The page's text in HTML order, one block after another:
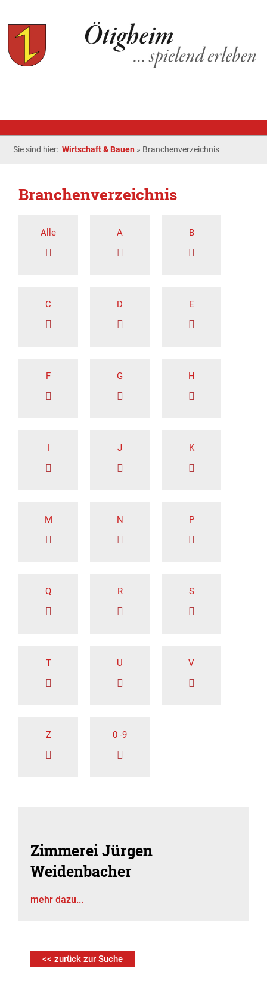
Sie sind hier:Wirtschaft & Bauen » Branchenverzeichnis
Branchenverzeichnis
Alle A B
C D E
F G H
I J K
M N P
Q R S
T U V
Z 0 -9
Zimmerei Jürgen
Weidenbacher
mehr dazu...
<< zurück zur Suche